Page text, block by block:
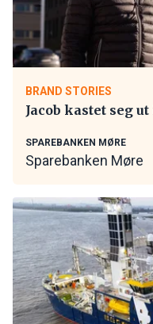
BRAND STORIES
Jacob kastet seg
SPAREBANKEN MØRE
Sparebanken Møre